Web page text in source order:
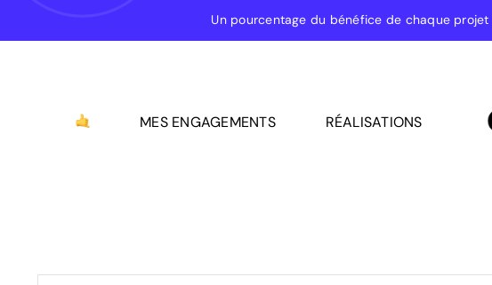
Un pourcentage du bénéfice de chaque projet
MES ENGAGEMENTS RÉALISATIONS